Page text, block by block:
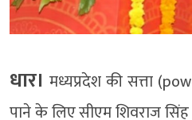
धार। मध्यप्रदेश की सत्ता
पाने के लिए सीएम शिवराज